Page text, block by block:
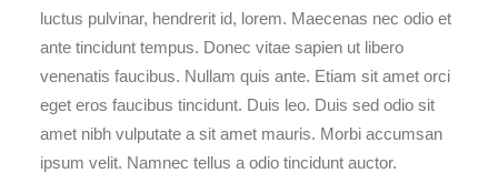
luctus pulvinar, hendrerit id, lorem. Maecenas nec odio et
ante tincidunt tempus. Donec vitae sapien ut libero
venenatis faucibus. Nullam quis ante. Etiam sit amet orci
eget eros faucibus tincidunt. Duis leo. Duis sed odio sit
amet nibh vulputate a sit amet mauris. Morbi accumsan
ipsum velit. Namnec tellus a odio tincidunt auctor.